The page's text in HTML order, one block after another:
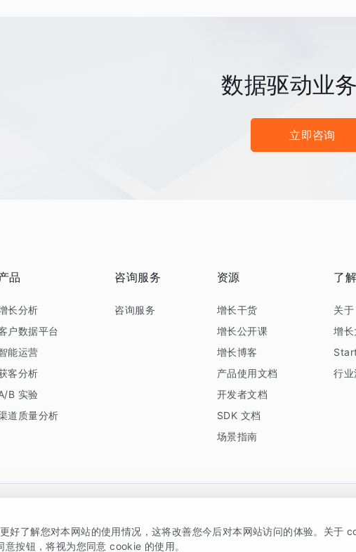
数据驱动业
立即咨询
品
长分析
户数据平台
能运营
客分析
B 实验
道质量分析
咨询服务
咨询服务
资源
增长干货
增长公开课
增长博客
产品使用文档
开发者文档
SDK 文档
场景指南
了
关
增长
行业
有限公司SDK相关说明 京ICP备15038330号
好了解您对本网站的使用情况，这将改善您今后对本网站访问的体验。关于
意按钮，将视为您同意 cookie 的使用。